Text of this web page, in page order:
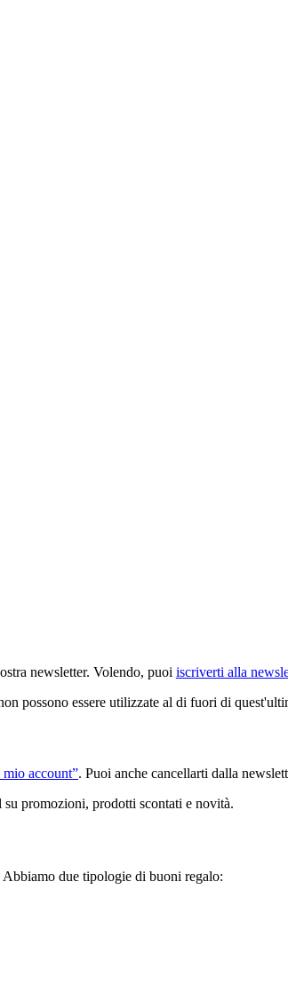
newsletter. Volendo, puoi iscriverti alla
possono essere utilizzate al di fuori di
mio account”. Puoi anche cancellarti dalla
promozioni, prodotti scontati e novità.
due tipologie di buoni regalo: